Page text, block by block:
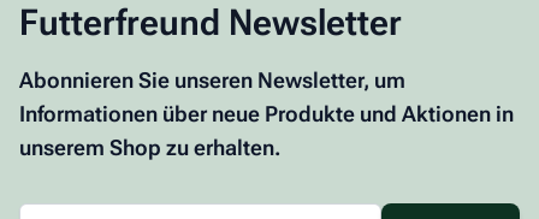
Futterfreund Newsletter
Abonnieren Sie unseren Newsletter, um
Informationen über neue Produkte und Aktionen in
unserem Shop zu erhalten.